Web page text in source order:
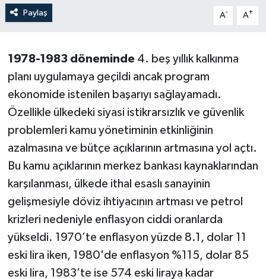
Paylaş A- A+
1978-1983 döneminde4. beş yıllık kalkınma
planı uygulamaya geçildi ancak program
ekonomide istenilen başarıyı sağlayamadı.
Özellikle ülkedeki siyasi istikrarsızlık ve güvenlik
problemleri kamu yönetiminin etkinliğinin
azalmasına ve bütçe açıklarının artmasına yol açtı.
Bu kamu açıklarının merkez bankası kaynaklarından
karşılanması, ülkede ithal esaslı sanayinin
gelişmesiyle döviz ihtiyacının artması ve petrol
krizleri nedeniyle enflasyon ciddi oranlarda
yükseldi. 1970’te enflasyon yüzde 8.1, dolar 11
eski lira iken, 1980'de enflasyon %115, dolar 85
eski lira, 1983’te ise 574 eski liraya kadar